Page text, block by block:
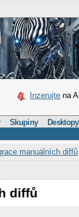
Inzerujte na
Skupiny Desktopy
manuálních diffů
diffů